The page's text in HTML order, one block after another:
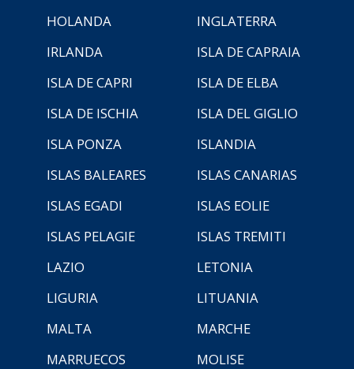
HOLANDA
INGLATERRA
IRLANDA
ISLA DE CAPRAIA
ISLA DE CAPRI
ISLA DE ELBA
ISLA DE ISCHIA
ISLA DEL GIGLIO
ISLA PONZA
ISLANDIA
ISLAS BALEARES
ISLAS CANARIAS
ISLAS EGADI
ISLAS EOLIE
ISLAS PELAGIE
ISLAS TREMITI
LAZIO
LETONIA
LIGURIA
LITUANIA
MALTA
MARCHE
MARRUECOS
MOLISE